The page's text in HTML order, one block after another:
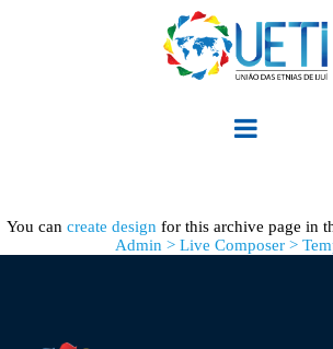
You can create design for this archive page in
Admin > Live Composer >